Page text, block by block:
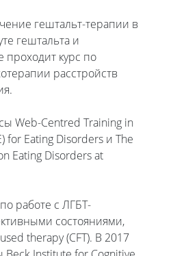
гештальт-терапии в
гештальта и
проходит курс по
расстройств
Web-Centred Training in
for Eating Disorders и The
Eating Disorders at
работе с ЛГБТ-
состояниями,
therapy (CFT). В 2017